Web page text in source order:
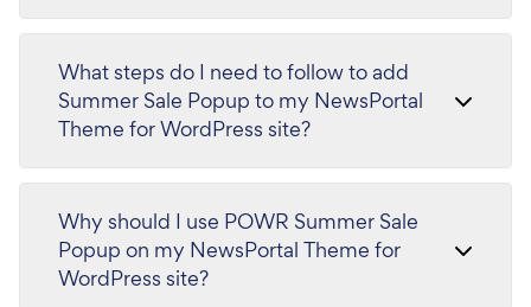
What steps do I need to follow to add
Summer Sale Popup to my NewsPortal
Theme for WordPress site?
Why should I use POWR Summer Sale
Popup on my NewsPortal Theme for
WordPress site?